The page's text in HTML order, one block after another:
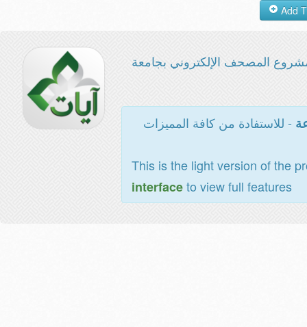
المصحف الإلكتروني بجامعة
- للاستفادة من كافة المميزات
This is the light version of the
interfaceto view full features